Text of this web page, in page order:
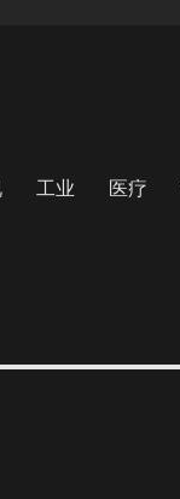
工业 医疗